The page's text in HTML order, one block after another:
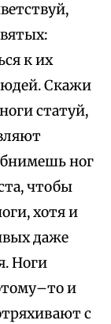
к их
Скажи
статуй,
ног
чтобы
хотя и
даже
Ноги
и
с